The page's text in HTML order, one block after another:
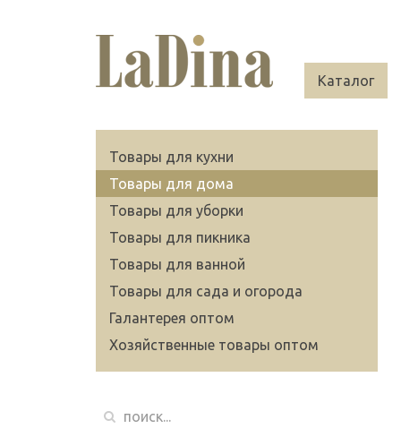
Каталог
Товары для кухни
Товары для дома
Товары для уборки
Товары для пикника
Товары для ванной
Товары для сада и огорода
Галантерея оптом
Хозяйственные товары оптом